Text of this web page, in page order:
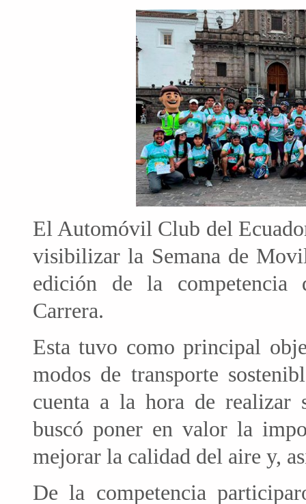
El Automóvil Club del
visibilizar la Semana de
edición de la competencia
Carrera.
Esta tuvo como principal
modos de transporte
cuenta a la hora de realizar
buscó poner en valor la
mejorar la calidad del aire y,
De la competencia